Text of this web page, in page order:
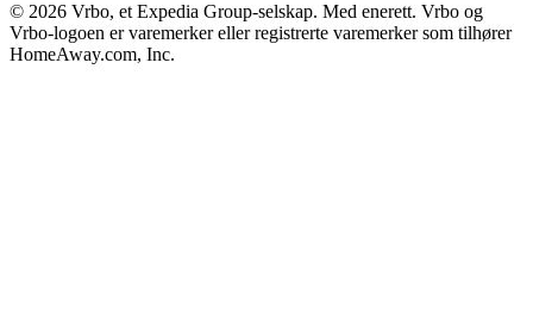
© 2026 Vrbo, et Expedia Group-selskap. Med enerett. Vrbo og
Vrbo-logoen er varemerker eller registrerte varemerker som tilhører
HomeAway.com, Inc.